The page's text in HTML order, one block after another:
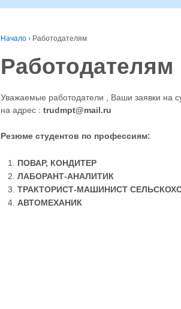
Начало › Работодателям
Работодателям
Уважаемые работодатели , Ваши заявки на
на адрес : trudmpt@mail.ru
Резюме студентов по профессиям:
ПОВАР, КОНДИТЕР
ЛАБОРАНТ-АНАЛИТИК
ТРАКТОРИСТ-МАШИНИСТ
АВТОМЕХАНИК